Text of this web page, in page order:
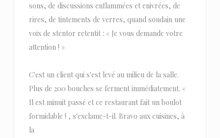
sons, de discussions enflammées et enivrées, de
rires, de tintements de verres, quand soudain une
voix de stentor retentit : « Je vous demande votre
attention ! »
C'est un client qui s'est levé au milieu de la salle.
Plus de 200 bouches se ferment immédiatement. «
Il est minuit passé et ce restaurant fait un boulot
formidable ! , s'exclame-t-il. Bravo aux cuisines, à
la